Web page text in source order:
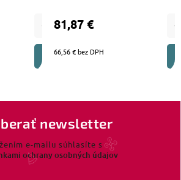
DO KOŠÍKA
66,56 € bez DPH
81,87 €
newsletter
e-mailu súhlasíte s
ochrany osobných údajov